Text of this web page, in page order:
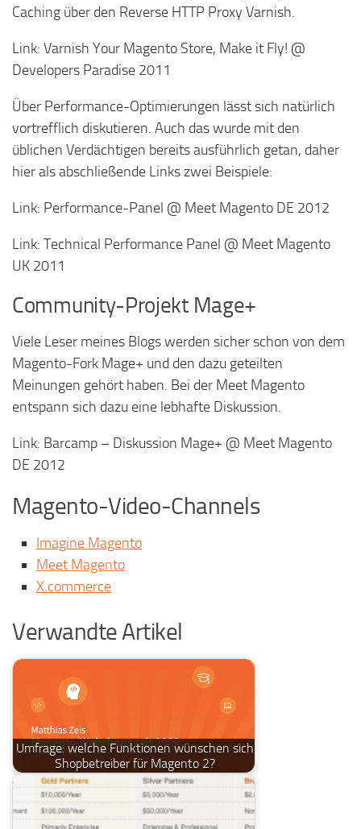
Caching über den Reverse HTTP Proxy Varnish.
Link: Varnish Your Magento Store, Make it Fly! @
Developers Paradise 2011
Über Performance-Optimierungen lässt sich natürlich
vortrefflich diskutieren. Auch das wurde mit den
üblichen Verdächtigen bereits ausführlich getan, daher
hier als abschließende Links zwei Beispiele:
Link: Performance-Panel @ Meet Magento DE 2012
Link: Technical Performance Panel @ Meet Magento
UK 2011
Community-Projekt Mage+
Viele Leser meines Blogs werden sicher schon von dem
Magento-Fork Mage+ und den dazu geteilten
Meinungen gehört haben. Bei der Meet Magento
entspann sich dazu eine lebhafte Diskussion.
Link: Barcamp – Diskussion Mage+ @ Meet Magento
DE 2012
Magento-Video-Channels
Imagine Magento
Meet Magento
X.commerce
Verwandte Artikel
Umfrage: welche Funktionen wünschen sich
Shopbetreiber für Magento 2?